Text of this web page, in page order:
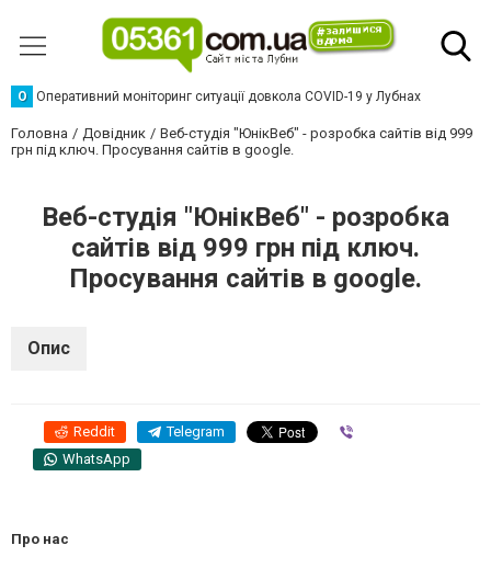
О Оперативний моніторинг ситуації довкола COVID-19 у Лубнах
Головна Довідник
Веб-студія "ЮнікВеб" - розробка сайтів від 999
грн під ключ. Просування сайтів в google.
Веб-студія "ЮнікВеб" - розробка
сайтів від 999 грн під ключ.
Просування сайтів в google.
Опис
Reddit Telegram
WhatsApp
Про нас